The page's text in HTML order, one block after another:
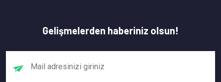
Gelişmelerden haberiniz olsun!